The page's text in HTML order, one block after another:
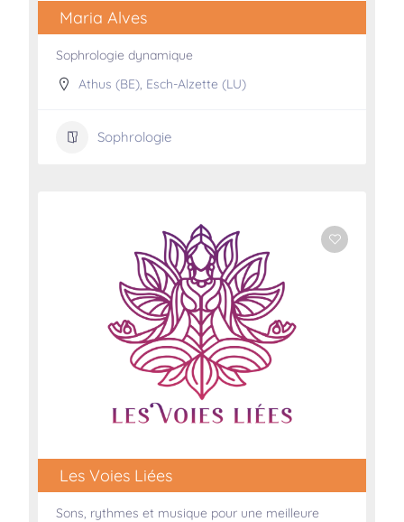
Maria Alves
Sophrologie dynamique
Athus (BE) Esch-Alzette (LU)
Sophrologie
Les Voies Liées
Sons, rythmes et musique pour une meilleure